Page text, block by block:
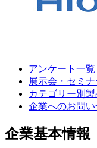
アンケート一覧
展示会・セミナ
カテゴリー別
企業へのお問
企業基本情報